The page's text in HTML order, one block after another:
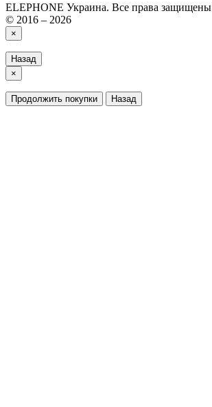
ELEPHONE Украина. Все права защищены
© 2016 – 2026
×
Назад
×
Продолжить покупки Назад